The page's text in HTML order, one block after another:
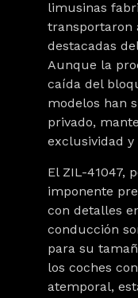
limusinas
transportaron
destacadas
Aunque la
caída del
modelos han
privado,
exclusividad y
El ZIL-41047,
imponente
con detalles
conducción
para su
los coches
atemporal,